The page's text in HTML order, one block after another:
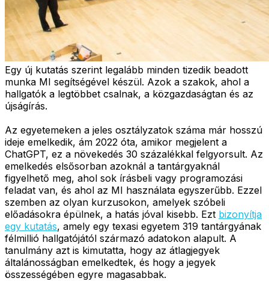
Egy új kutatás szerint legalább minden tizedik beadott
munka MI segítségével készül. Azok a szakok, ahol a
hallgatók a legtöbbet csalnak, a közgazdaságtan és az
újságírás.
Az egyetemeken a jeles osztályzatok száma már hosszú
ideje emelkedik, ám 2022 óta, amikor megjelent a
ChatGPT, ez a növekedés 30 százalékkal felgyorsult. Az
emelkedés elsősorban azoknál a tantárgyaknál
figyelhető meg, ahol sok írásbeli vagy programozási
feladat van, és ahol az MI használata egyszerűbb. Ezzel
szemben az olyan kurzusokon, amelyek szóbeli
előadásokra épülnek, a hatás jóval kisebb. Ezt bizonyítja
egy kutatás, amely egy texasi egyetem 319 tantárgyának
félmillió hallgatójától származó adatokon alapult. A
tanulmány azt is kimutatta, hogy az átlagjegyek
általánosságban emelkedtek, és hogy a jegyek
összességében egyre magasabbak.